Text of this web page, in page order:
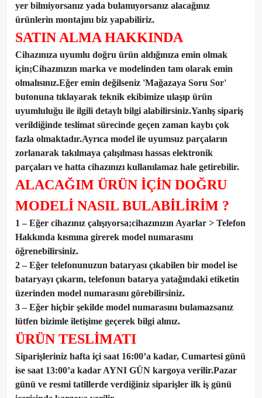
yer bilmiyorsanız yada bulamıyorsanız alacağınız
ürünlerin montajını biz yapabiliriz.
SATIN ALMA HAKKINDA
Cihazınıza uyumlu doğru ürün aldığınıza emin olmak
için;Cihazınızın marka ve modelinden tam olarak emin
olmalısınız.Eğer emin değilseniz 'Mağazaya Soru Sor'
butonuna tıklayarak teknik ekibimize ulaşıp ürün
uyumluluğu ile ilgili detaylı bilgi alabilirsiniz.Yanlış sipariş
verildiğinde teslimat sürecinde geçen zaman kaybı çok
fazla olmaktadır.Ayrıca model ile uyumsuz parçaların
zorlanarak takılmaya çalışılması hassas elektronik
parçaları ve hatta cihazınızı kullanılamaz hale getirebilir.
ALACAĞIM ÜRÜN İÇİN DOĞRU
MODELİ NASIL BULABİLİRİM ?
1 – Eğer cihazınız çalışıyorsa;cihazınızın Ayarlar > Telefon
Hakkında kısmına girerek model numarasını
öğrenebilirsiniz.
2 – Eğer telefonunuzun bataryası çıkabilen bir model ise
bataryayı çıkarın, telefonun batarya yatağındaki etiketin
üzerinden model numarasını görebilirsiniz.
3 – Eğer hiçbir şekilde model numarasını bulamazsanız
lütfen bizimle iletişime geçerek bilgi alınız.
ÜRÜN TESLİMATI
Siparişleriniz hafta içi saat 16:00’a kadar, Cumartesi günü
ise saat 13:00’a kadar AYNI GÜN kargoya verilir.Pazar
günü ve resmi tatillerde verdiğiniz siparişler ilk iş günü